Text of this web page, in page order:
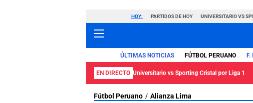
HOY: PARTIDOS DE HOY UNIVERSITARIO VS
ÚLTIMAS NOTICIAS FÚTBOL PERUANO
EN DIRECTO Universitario vs Sporting Cristal por Liga 1
Fútbol Peruano Alianza Lima